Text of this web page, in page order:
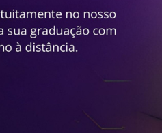
NPJ (Núcleo de Prática
Jurídica) - Bagé, Santana do
Livramento, São Gabriel e
NPS - Núcleo de Práticas